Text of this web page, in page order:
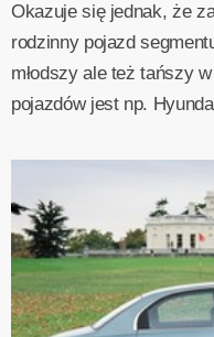
Okazuje się jednak, że
rodzinny pojazd
młodszy ale też tańszy
pojazdów jest np.